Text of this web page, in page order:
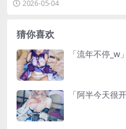
2026-05-04
猜你喜欢
「流年不停
「阿半今天很